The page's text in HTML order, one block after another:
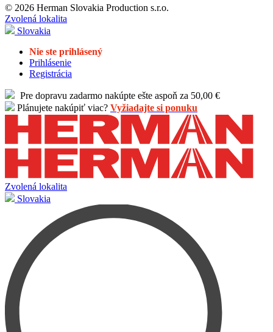
© 2026 Herman Slovakia Production s.r.o.
Zvolená lokalita
Slovakia
Nie ste prihlásený
Prihlásenie
Registrácia
Pre dopravu zadarmo nakúpte ešte aspoň za 50,00 €
Plánujete nakúpiť viac? Vyžiadajte si ponuku
Zvolená lokalita
Slovakia